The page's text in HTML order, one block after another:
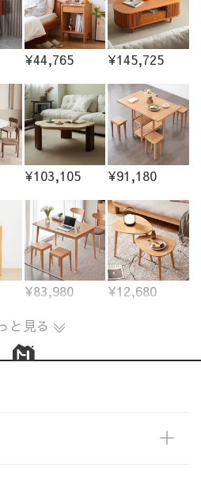
¥44,765 ¥145,725
¥103,105 ¥91,180
¥83,980
¥12,680
と見る